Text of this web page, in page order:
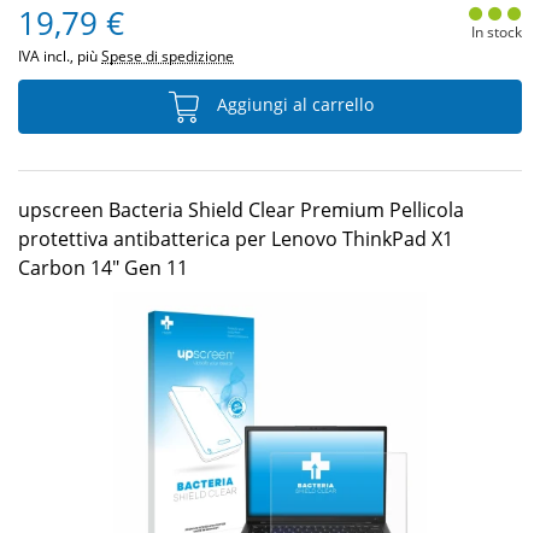
19,79 €
IVA incl., piùSpese di spedizione
In stock
Aggiungi al carrello
upscreen Bacteria Shield Clear Premium Pellicola
protettiva antibatterica per Lenovo ThinkPad X1
Carbon 14" Gen 11